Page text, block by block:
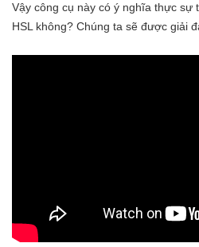
Vậy công cụ này có ý nghĩa thực sự
HSL không? Chúng ta sẽ được giải